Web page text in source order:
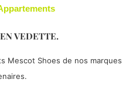
VEDETTE.
Mescot Shoes de nos marques